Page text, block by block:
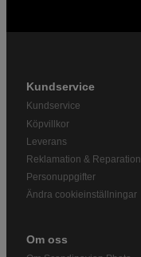
Kundservice
Kundservice
Köpvillkor
Leverans
Reklamation & Reparation
Personuppgifter
Ändra cookieinställningar
Om oss